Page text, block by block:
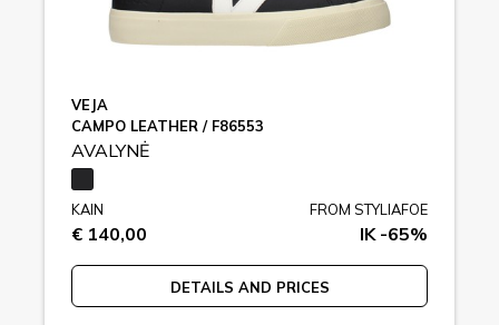
VEJA
CAMPO LEATHER / F86553
AVALYNĖ
KAIN
€ 140,00
FROM STYLIAFOE
IK -65%
DETAILS AND PRICES